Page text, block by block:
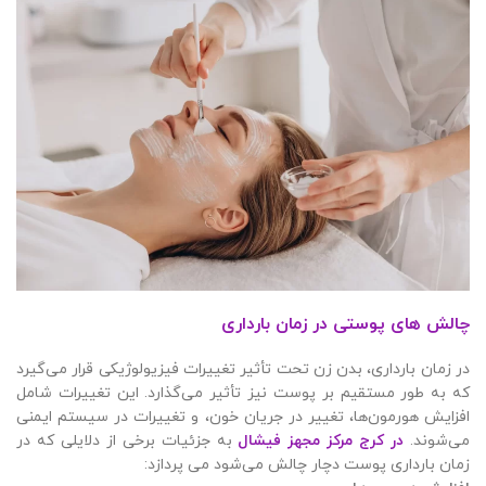
چالش های پوستی در زمان بارداری
در زمان بارداری، بدن زن تحت تأثیر تغییرات فیزیولوژیکی قرار می‌گیرد
که به طور مستقیم بر پوست نیز تأثیر می‌گذارد. این تغییرات شامل
افزایش هورمون‌ها، تغییر در جریان خون، و تغییرات در سیستم ایمنی
می‌شوند. در کرج مرکز مجهز فیشال به جزئیات برخی از دلایلی که در
زمان بارداری پوست دچار چالش می‌شود می پردازد: